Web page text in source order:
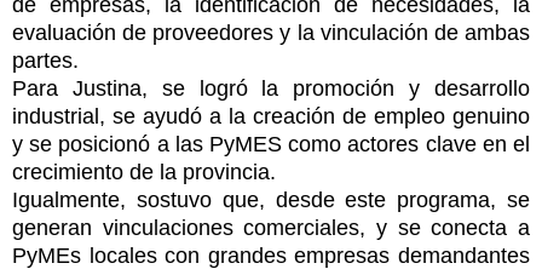
evaluación de proveedores y la vinculación de ambas
partes.
Para Justina, se logró la promoción y desarrollo
industrial, se ayudó a la creación de empleo genuino
y se posicionó a las PyMES como actores clave en el
crecimiento de la provincia.
Igualmente, sostuvo que, desde este programa, se
generan vinculaciones comerciales, y se conecta a
PyMEs locales con grandes empresas demandantes